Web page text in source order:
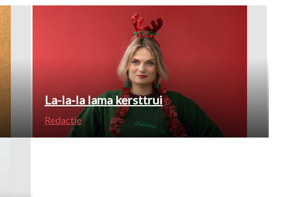
La-la-la lama kersttrui
Redactie